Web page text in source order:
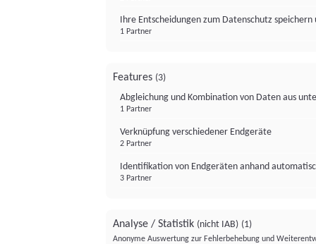
Ihre Entscheidungen zum Datenschutz
1 Partner
Features (3)
Abgleichung und Kombination von Daten aus
1 Partner
Verknüpfung verschiedener Endgeräte
2 Partner
Identifikation von Endgeräten anhand
3 Partner
Analyse / Statistik (nicht IAB) (1)
Anonyme Auswertung zur Fehlerbehebung und